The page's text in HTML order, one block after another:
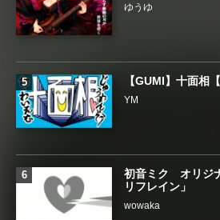
ゆうゆ
【GUMI】十面相
YM
初音ミク オリジ
リフレイン」
wowaka